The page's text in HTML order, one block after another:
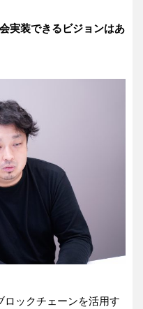
実装できるビジョンはあ
ロックチェーンを活用す